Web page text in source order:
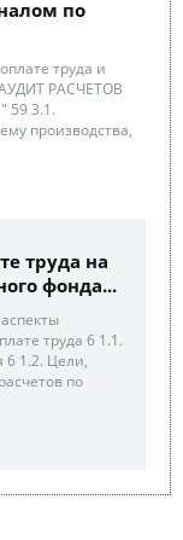
по
труда и
РАСЧЕТОВ
3.1.
производства,
труда на
фонда...
труда 6 1.1.
6 1.2. Цели,
по